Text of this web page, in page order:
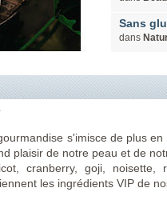
Sans
dans
s'imisce de plus
plaisir de notre peau et de
cranberry, goji,
les ingrédients VIP de